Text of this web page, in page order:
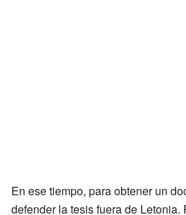
En ese tiempo, para obtener un
defender la tesis fuera de Letonia.